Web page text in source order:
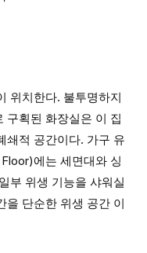
위치한다. 불투명하지
구획된 화장실은 이 집
쇄적 공간이다. 가구 유
에는 세면대와 싱
부 위생 기능을 샤워실
을 단순한 위생 공간 이